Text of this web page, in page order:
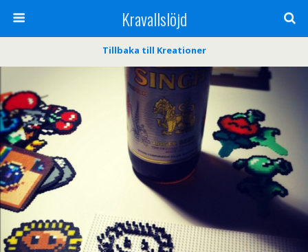
Kravallslöjd
Tillbaka till Kreationer